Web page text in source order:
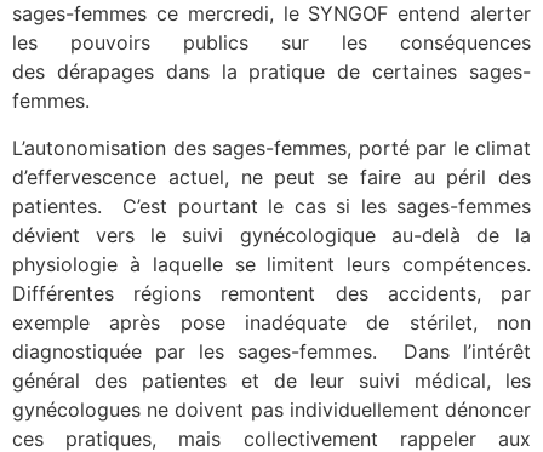
sages-femmes ce mercredi, le SYNGOF entend alerter
les pouvoirs publics sur les conséquences
des dérapages dans la pratique de certaines sages-
femmes.
L’autonomisation des sages-femmes, porté par le climat
d’effervescence actuel, ne peut se faire au péril des
patientes. C’est pourtant le cas si les sages-femmes
dévient vers le suivi gynécologique au-delà de la
physiologie à laquelle se limitent leurs compétences.
Différentes régions remontent des accidents, par
exemple après pose inadéquate de stérilet, non
diagnostiquée par les sages-femmes. Dans l’intérêt
général des patientes et de leur suivi médical, les
gynécologues ne doivent pas individuellement dénoncer
ces pratiques, mais collectivement rappeler aux